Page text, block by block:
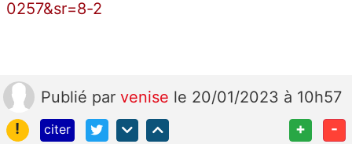
0257&sr=8-2
Publié par venise le 20/01/2023 à 10h57
!
citer + -